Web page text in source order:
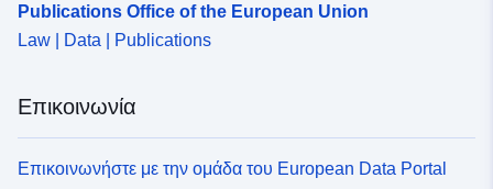
Publications Office of the European Union
Law | Data | Publications
Επικοινωνία
Επικοινωνήστε με την ομάδα του European Data Portal